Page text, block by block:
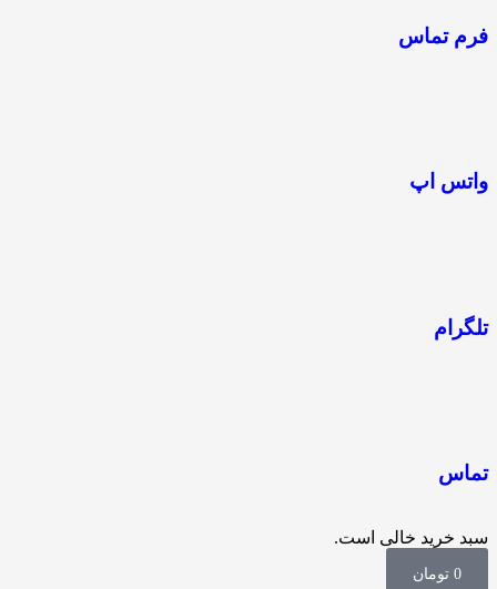
فرم تماس
واتس اپ
تلگرام
تماس
سبد خرید خالی است.
0 تومان